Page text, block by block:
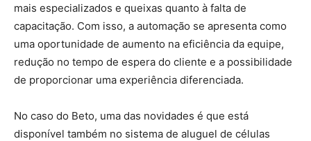
mais especializados e queixas quanto à falta de
capacitação. Com isso, a automação se apresenta como
uma oportunidade de aumento na eficiência da equipe,
redução no tempo de espera do cliente e a possibilidade
de proporcionar uma experiência diferenciada.
No caso do Beto, uma das novidades é que está
disponível também no sistema de aluguel de células